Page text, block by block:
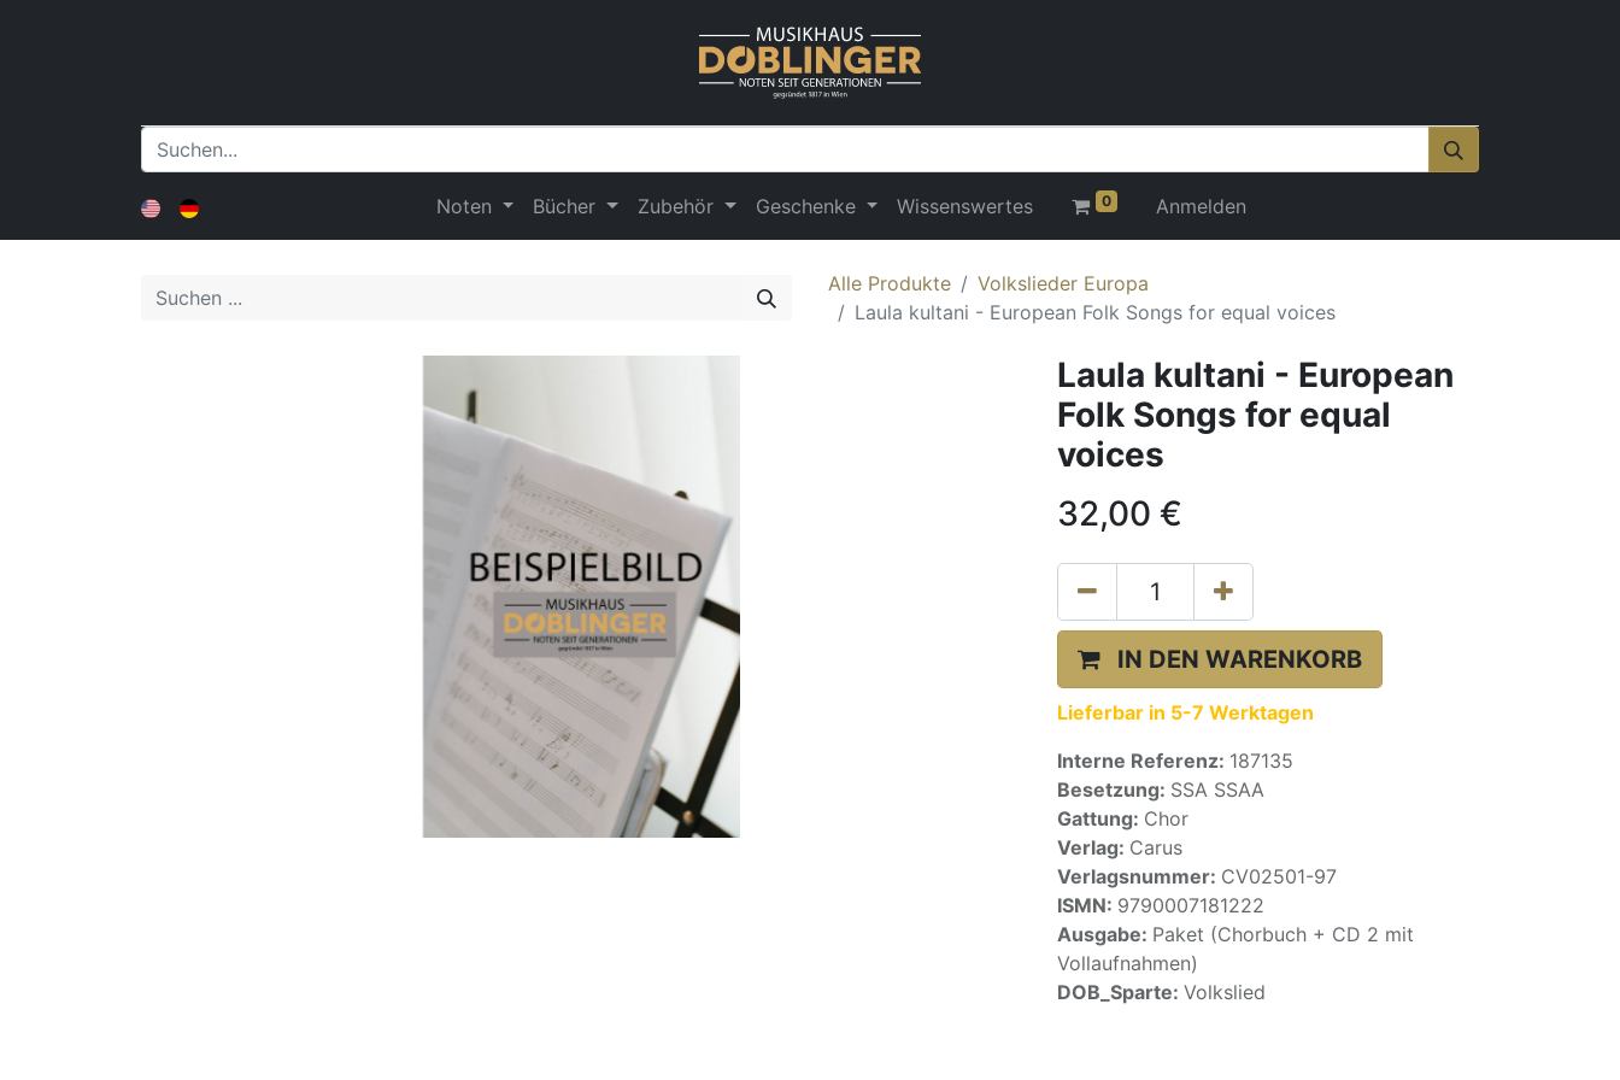
Noten Bücher Zubehör Geschenke Wissenswertes 0 Anmelden
Alle Produkte
Volkslieder Europa
Laula kultani - European Folk Songs for equal voices
Laula kultani - European
Folk Songs for equal
voices
32,00 €
IN DEN WARENKORB
Lieferbar in 5-7 Werktagen
Interne Referenz: 187135
Besetzung: SSA SSAA
Gattung: Chor
Verlag: Carus
Verlagsnummer: CV02501-97
ISMN: 9790007181222
Ausgabe: Paket (Chorbuch + CD 2 mit
Vollaufnahmen)
DOB_Sparte: Volkslied